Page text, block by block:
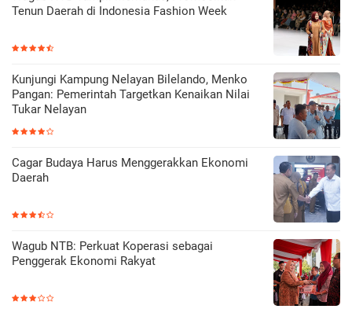
Tenun Daerah di Indonesia Fashion Week
Kunjungi Kampung Nelayan Bilelando, Menko
Pangan: Pemerintah Targetkan Kenaikan Nilai
Tukar Nelayan
Cagar Budaya Harus Menggerakkan Ekonomi
Daerah
Wagub NTB: Perkuat Koperasi sebagai
Penggerak Ekonomi Rakyat